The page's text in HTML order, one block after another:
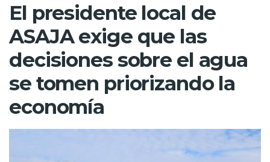
El presidente local de
ASAJA exige que las
decisiones sobre el agua
se tomen priorizando la
economía